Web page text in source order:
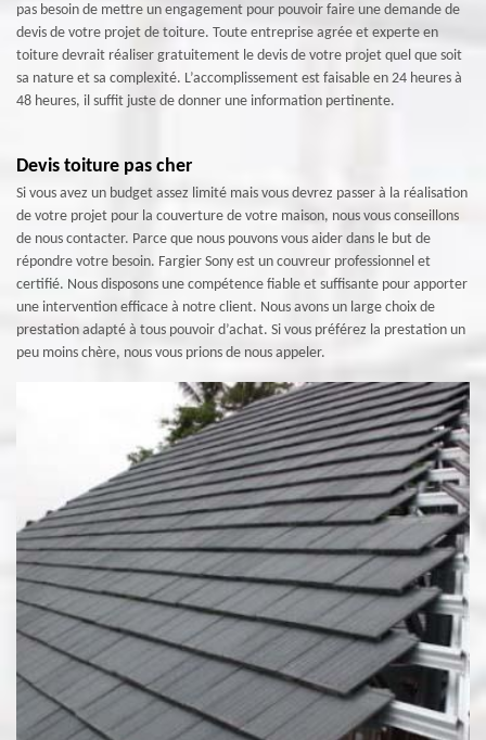
pas besoin de mettre un engagement pour pouvoir faire une demande de
devis de votre projet de toiture. Toute entreprise agrée et experte en
toiture devrait réaliser gratuitement le devis de votre projet quel que soit
sa nature et sa complexité. L’accomplissement est faisable en 24 heures à
48 heures, il suffit juste de donner une information pertinente.
Devis toiture pas cher
Si vous avez un budget assez limité mais vous devrez passer à la réalisation
de votre projet pour la couverture de votre maison, nous vous conseillons
de nous contacter. Parce que nous pouvons vous aider dans le but de
répondre votre besoin. Fargier Sony est un couvreur professionnel et
certifié. Nous disposons une compétence fiable et suffisante pour apporter
une intervention efficace à notre client. Nous avons un large choix de
prestation adapté à tous pouvoir d’achat. Si vous préférez la prestation un
peu moins chère, nous vous prions de nous appeler.